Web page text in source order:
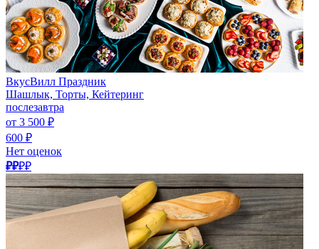
ВкусВилл Праздник
Шашлык, Торты, Кейтеринг
послезавтра
от 3 500 ₽
600 ₽
Нет оценок
₽₽₽₽